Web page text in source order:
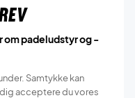
om padeludstyr og -
Samtykke kan
acceptere du vores